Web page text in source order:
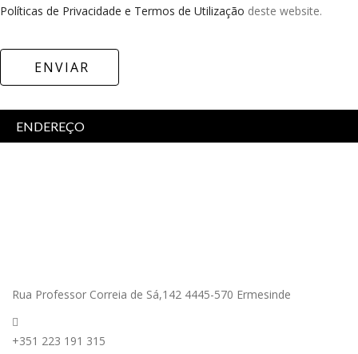
Políticas de Privacidade e Termos de Utilização deste website.
ENVIAR
ENDEREÇO
Rua Professor Correia de Sá,142 4445-570 Ermesinde
+351 223 191 315